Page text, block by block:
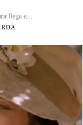
llega a...